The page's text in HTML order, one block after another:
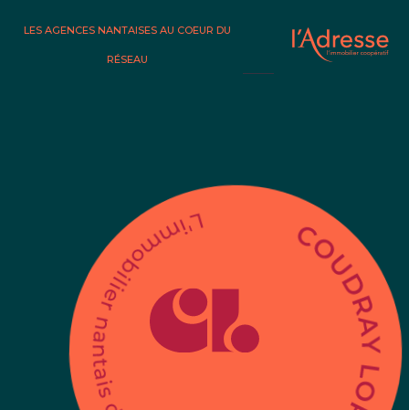
LES AGENCES NANTAISES AU COEUR DU
RÉSEAU